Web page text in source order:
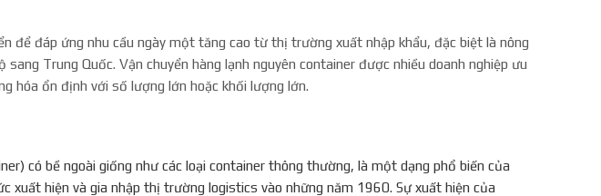
để đáp ứng nhu cầu ngày một tăng cao từ thị trường xuất nhập khẩu, đặc biệt là nông
Trung Quốc. Vận chuyển hàng lạnh nguyên container được nhiều doanh nghiệp ưu
hóa ổn định với số lượng lớn hoặc khối lượng lớn.
có bề ngoài giống như các loại container thông thường, là một dạng phổ biến của
xuất hiện và gia nhập thị trường logistics vào những năm 1960. Sự xuất hiện của